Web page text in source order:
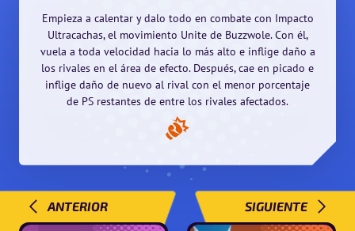
Empieza a calentar y dalo todo en combate con Impacto
Ultracachas, el movimiento Unite de Buzzwole. Con él,
vuela a toda velocidad hacia lo más alto e inflige daño a
los rivales en el área de efecto. Después, cae en picado e
inflige daño de nuevo al rival con el menor porcentaje
de PS restantes de entre los rivales afectados.
ANTERIOR SIGUIENTE